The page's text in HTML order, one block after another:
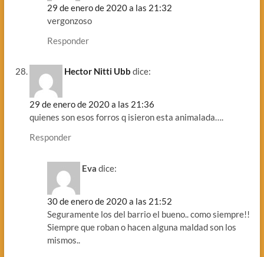
29 de enero de 2020 a las 21:32
vergonzoso
Responder
Hector Nitti Ubb dice:
29 de enero de 2020 a las 21:36
quienes son esos forros q isieron esta animalada….
Responder
Eva dice:
30 de enero de 2020 a las 21:52
Seguramente los del barrio el bueno.. como siempre!!
Siempre que roban o hacen alguna maldad son los
mismos..